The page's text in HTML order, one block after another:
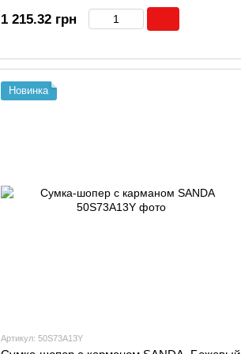
1 215.32 грн
Новинка
Артикул: 50S73A13Y